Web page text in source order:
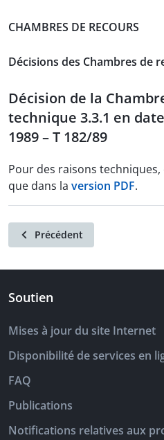
CHAMBRES DE RECOURS
Décisions des Chambres de
Décision de la
technique 3.3.1 en
1989 – T 182/89
Pour des raisons
que dans la version PDF.
Précédent
Soutien
Mises à jour du site Internet
Disponibilité de services en
FAQ
Publications
Notifications relatives aux